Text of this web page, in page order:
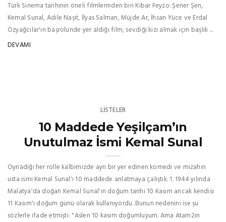
Türk Sinema tarihinin öneli filmlerinden biri Kibar Feyzo. Şener Şen,
Kemal Sunal, Adile Naşit, İlyas Salman, Müjde Ar, İhsan Yüce ve Erdal
Özyağcılar'ın başrolünde yer aldığı film, sevdiği kızı almak için başlık ...
DEVAMI
LISTELER
10 Maddede Yeşilçam’ın
Unutulmaz İsmi Kemal Sunal
Oynadığı her rolle kalbimizde ayrı bir yer edinen komedi ve mizahın
usta ismi Kemal Sunal'ı 10 maddede anlatmaya çalıştık. 1. 1944 yılında
Malatya'da doğan Kemal Sunal'ın doğum tarihi 10 Kasım ancak kendisi
11 Kasım'ı doğum günü olarak kullanıyordu. Bunun nedenini ise şu
sözlerle ifade etmişti: "Aslen 10 kasım doğumluyum. Ama Atam2ın